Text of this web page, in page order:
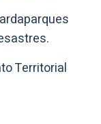
Territorial